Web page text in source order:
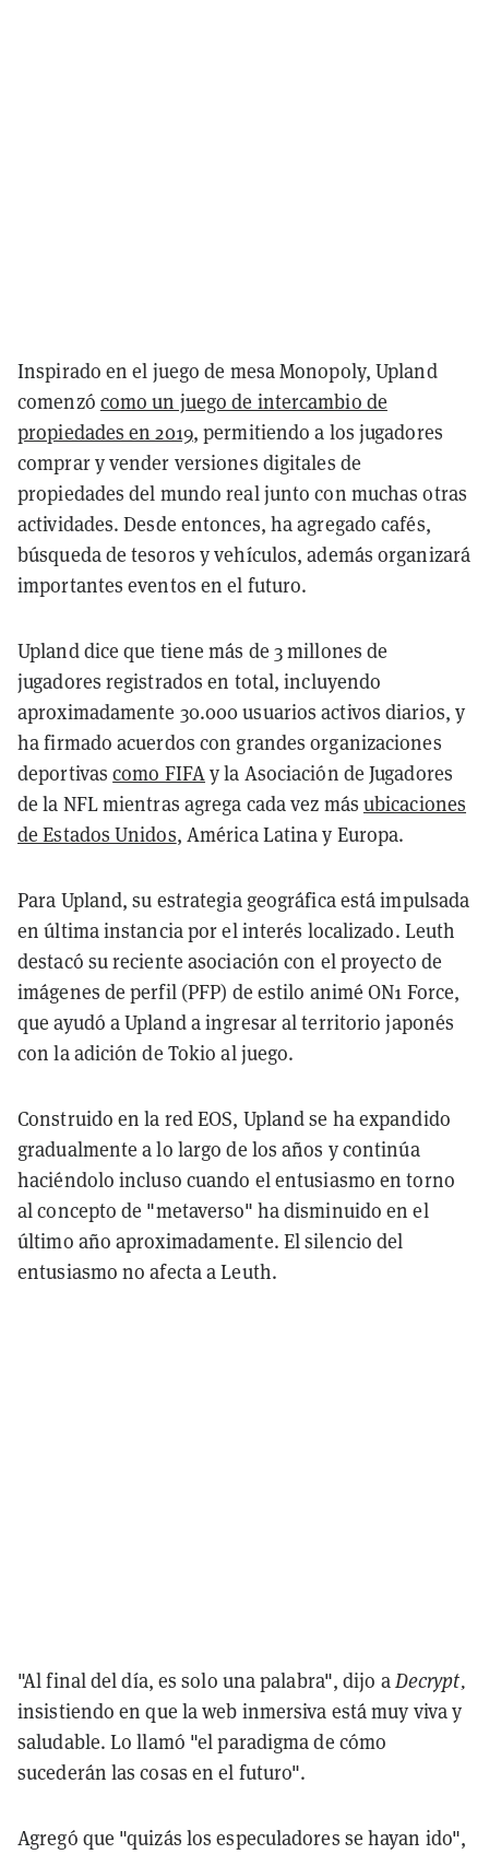
Inspirado en el juego de mesa Monopoly, Upland
comenzó como un juego de intercambio de
propiedades en 2019, permitiendo a los jugadores
comprar y vender versiones digitales de
propiedades del mundo real junto con muchas otras
actividades. Desde entonces, ha agregado cafés,
búsqueda de tesoros y vehículos, además organizará
importantes eventos en el futuro.
Upland dice que tiene más de 3 millones de
jugadores registrados en total, incluyendo
aproximadamente 30.000 usuarios activos diarios, y
ha firmado acuerdos con grandes organizaciones
deportivascomo FIFAy la Asociación de Jugadores
de la NFL mientras agrega cada vez más ubicaciones
de Estados Unidos, América Latina y Europa.
Para Upland, su estrategia geográfica está impulsada
en última instancia por el interés localizado. Leuth
destacó su reciente asociación con el proyecto de
imágenes de perfil (PFP) de estilo animé ON1 Force,
que ayudó a Upland a ingresar al territorio japonés
con la adición de Tokio al juego.
Construido en la red EOS, Upland se ha expandido
gradualmente a lo largo de los años y continúa
haciéndolo incluso cuando el entusiasmo en torno
al concepto de "metaverso" ha disminuido en el
último año aproximadamente. El silencio del
entusiasmo no afecta a Leuth.
"Al final del día, es solo una palabra", dijo aDecrypt,
insistiendo en que la web inmersiva está muy viva y
saludable. Lo llamó "el paradigma de cómo
sucederán las cosas en el futuro".
Agregó que "quizás los especuladores se hayan ido",